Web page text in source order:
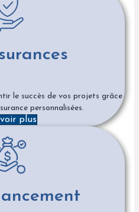
le succès de vos projets grâce
personnalisées.
plus